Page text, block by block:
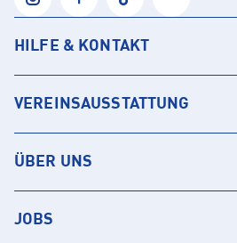
HILFE & KONTAKT
VEREINSAUSSTATTUNG
ÜBER UNS
JOBS